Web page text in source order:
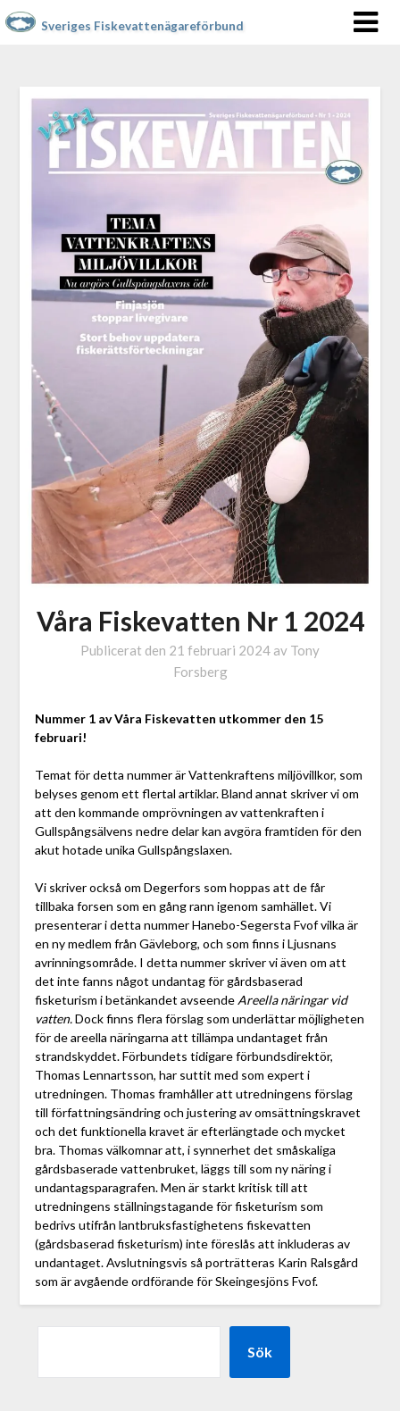
Sveriges Fiskevattenägareförbund
Våra Fiskevatten Nr 1 2024
Publicerat den 21 februari 2024 av Tony
Forsberg
Nummer 1 av Våra Fiskevatten utkommer den 15
februari!
Temat för detta nummer är Vattenkraftens miljövillkor, som
belyses genom ett flertal artiklar. Bland annat skriver vi om
att den kommande omprövningen av vattenkraften i
Gullspångsälvens nedre delar kan avgöra framtiden för den
akut hotade unika Gullspångslaxen.
Vi skriver också om Degerfors som hoppas att de får
tillbaka forsen som en gång rann igenom samhället. Vi
presenterar i detta nummer Hanebo-Segersta Fvof vilka är
en ny medlem från Gävleborg, och som finns i Ljusnans
avrinningsområde. I detta nummer skriver vi även om att
det inte fanns något undantag för gårdsbaserad
fisketurism i betänkandet avseende Areella näringar vid
vatten.Dock finns flera förslag som underlättar möjligheten
för de areella näringarna att tillämpa undantaget från
strandskyddet. Förbundets tidigare förbundsdirektör,
Thomas Lennartsson, har suttit med som expert i
utredningen. Thomas framhåller att utredningens förslag
till författningsändring och justering av omsättningskravet
och det funktionella kravet är efterlängtade och mycket
bra. Thomas välkomnar att, i synnerhet det småskaliga
gårdsbaserade vattenbruket, läggs till som ny näring i
undantagsparagrafen. Men är starkt kritisk till att
utredningens ställningstagande för fisketurism som
bedrivs utifrån lantbruksfastighetens fiskevatten
(gårdsbaserad fisketurism) inte föreslås att inkluderas av
undantaget. Avslutningsvis så porträtteras Karin Ralsgård
som är avgående ordförande för Skeingesjöns Fvof.
Sök